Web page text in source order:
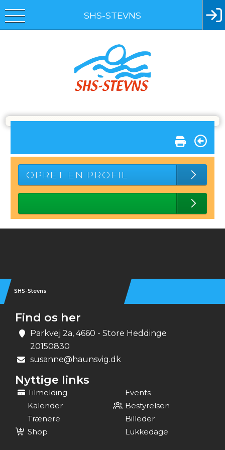
SHS-STEVNS
OPRET EN PROFIL
SHS-Stevns
Find os her
Parkvej 2a, 4660 - Store Heddinge
20150830
susanne@haunsvig.dk
Nyttige links
Tilmelding
Events
Kalender
Bestyrelsen
Trænere
Billeder
Shop
Lukkedage